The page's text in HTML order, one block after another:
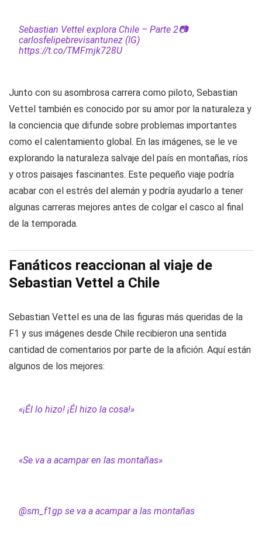
Sebastian Vettel explora Chile – Parte 2📷
carlosfelipebrevisantunez (IG)
https://t.co/TMFmjk728U
Junto con su asombrosa carrera como piloto, Sebastian
Vettel también es conocido por su amor por la naturaleza y
la conciencia que difunde sobre problemas importantes
como el calentamiento global. En las imágenes, se le ve
explorando la naturaleza salvaje del país en montañas, ríos
y otros paisajes fascinantes. Este pequeño viaje podría
acabar con el estrés del alemán y podría ayudarlo a tener
algunas carreras mejores antes de colgar el casco al final
de la temporada.
Fanáticos reaccionan al viaje de
Sebastian Vettel a Chile
Sebastian Vettel es una de las figuras más queridas de la
F1 y sus imágenes desde Chile recibieron una sentida
cantidad de comentarios por parte de la afición. Aquí están
algunos de los mejores:
«¡Él lo hizo! ¡Él hizo la cosa!»
«Se va a acampar en las montañas»
@sm_f1gp se va a acampar a las montañas